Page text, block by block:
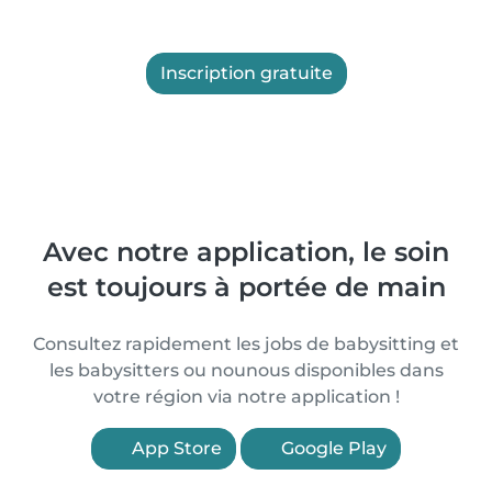
Inscription gratuite
Avec notre application, le soin
est toujours à portée de main
Consultez rapidement les jobs de babysitting et
les babysitters ou nounous disponibles dans
votre région via notre application !
App Store Google Play